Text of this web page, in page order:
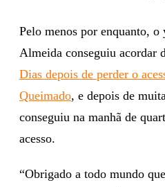
Pelo menos por enquanto,
Almeida conseguiu acordar
Dias depois de perder o
Queimado, e depois de
conseguiu na manhã de
acesso.
“Obrigado a todo mundo